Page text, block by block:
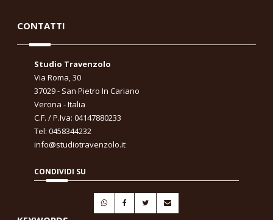
CONTATTI
Studio Travenzolo
Via Roma, 30
37029 - San Pietro In Cariano
Verona - Italia
C.F. / P.Iva: 04147880233
Tel: 0458344232
info@studiotravenzolo.it
CONDIVIDI SU